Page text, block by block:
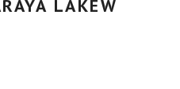
LAKEW